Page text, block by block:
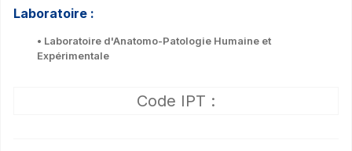
Laboratoire :
• Laboratoire d'Anatomo-Patologie Humaine et
Expérimentale
Code IPT :